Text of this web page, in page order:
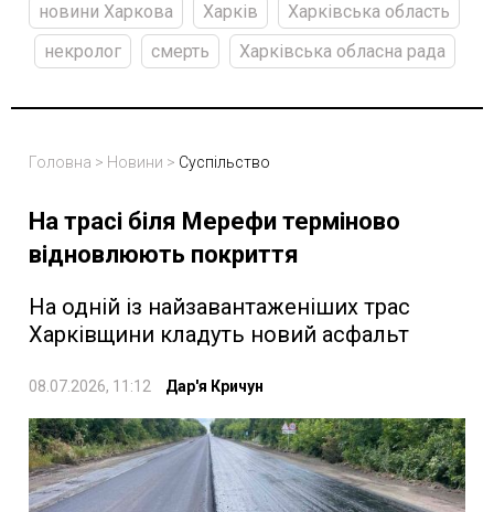
новини Харкова Харків
Харківська область
некролог
смерть Харківська обласна рада
Головна > Новини > Суспільство
На трасі біля Мерефи терміново
відновлюють покриття
На одній із найзавантаженіших трас
Харківщини кладуть новий асфальт
08.07.2026, 11:12 Дар'я Кричун